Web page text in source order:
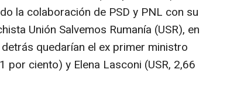
la colaboración de PSD y PNL con su
Unión Salvemos Rumanía (USR), en
quedarían el ex primer ministro
por ciento) y Elena Lasconi (USR, 2,66